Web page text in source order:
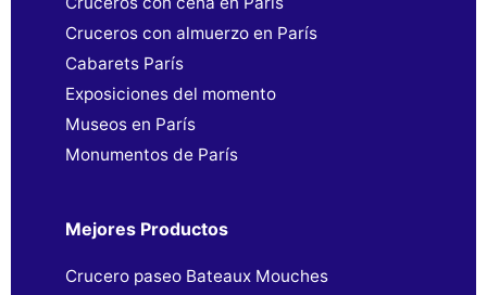
Cruceros con almuerzo en París
Cabarets París
Exposiciones del momento
Museos en París
Monumentos de París
Mejores Productos
Crucero paseo Bateaux Mouches